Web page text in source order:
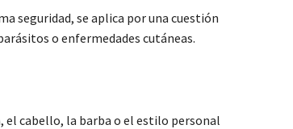
seguridad, se aplica por una cuestión
o enfermedades cutáneas.
el cabello, la barba o el estilo personal